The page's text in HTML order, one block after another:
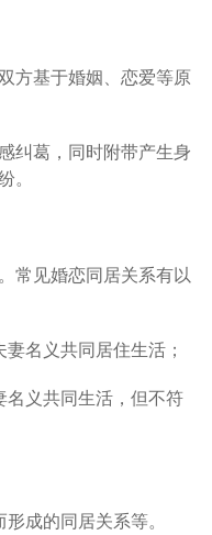
方基于婚姻、恋爱等原
纠葛，同时附带产生身
。
常见婚恋同居关系有以
名义共同居住生活；
名义共同生活，但不符
成的同居关系等。